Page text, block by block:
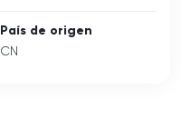
País de origen
CN